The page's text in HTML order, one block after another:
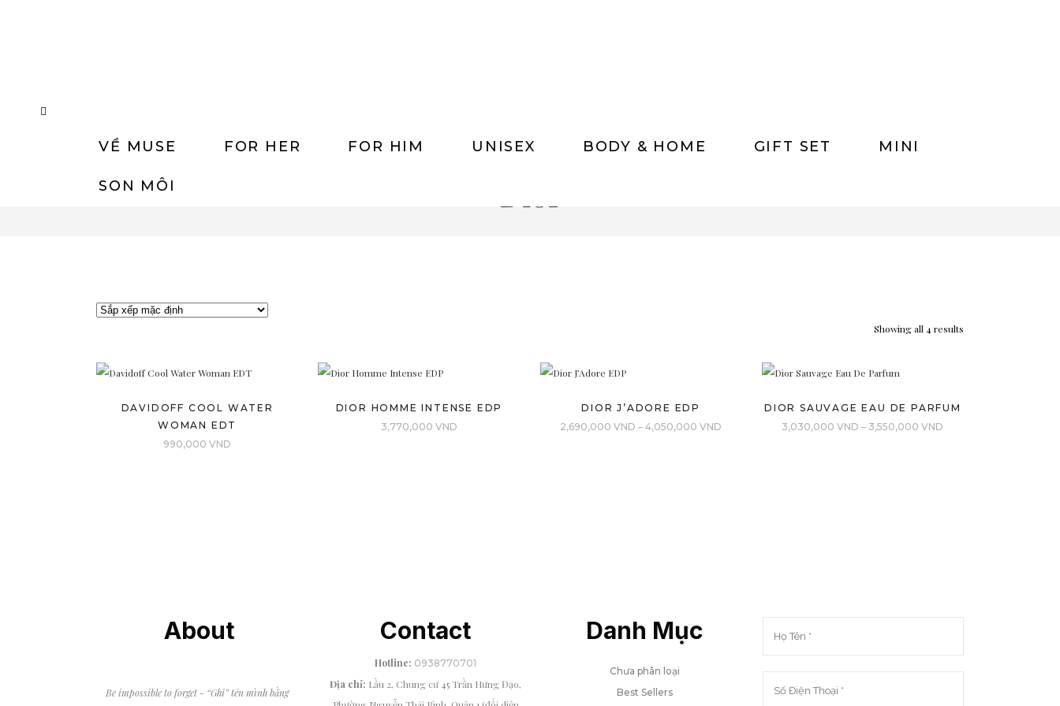
VỀ MUSE FOR HER FOR HIM UNISEX BODY & HOME GIFT SET MINI
SON MÔI
Showing all 4 results
DAVIDOFF COOL WATER
WOMAN EDT
990,000VND
DIOR HOMME INTENSE EDP
3,770,000 VND
DIOR J’ADORE EDP
2,690,000VND – 4,050,000VND
DIOR SAUVAGE EAU DE PARFUM
3,030,000VND – 3,550,000VND
About
Be impossible to forget - “Ghi” tên mình bằng
Contact
Hotline: 0938770701
Địa chỉ: Lầu 2, Chung cư 45 Trần Hưng Đạo,
Danh Mục
Chưa phân loại
Best Sellers